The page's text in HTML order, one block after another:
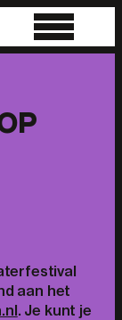
aan het
. Je kunt je